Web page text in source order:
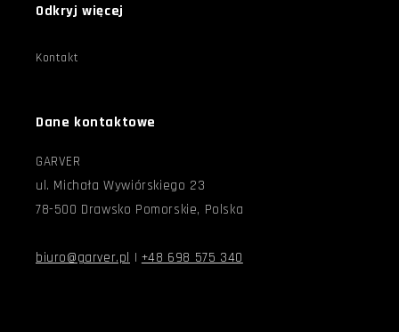
Odkryj więcej
Kontakt
Dane kontaktowe
GARVER
ul. Michała Wywiórskiego 23
78-500 Drawsko Pomorskie, Polska
biuro@garver.pl | +48 698 575 340